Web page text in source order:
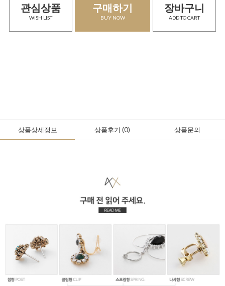
관심상품
WISH LIST
구매하기
BUY NOW
장바구니
ADD TO CART
상품상세정보 상품후기 (0) 상품문의